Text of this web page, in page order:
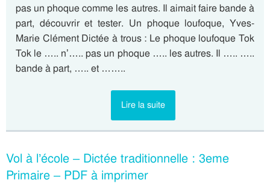
pas un phoque comme les autres. Il aimait faire bande à
part, découvrir et tester. Un phoque loufoque, Yves-
Marie Clément Dictée à trous : Le phoque loufoque Tok
Tok le ….. n’….. pas un phoque ….. les autres. Il ….. …..
bande à part, ….. et ……..
Lire la suite
Vol à l’école – Dictée traditionnelle : 3eme
Primaire – PDF à imprimer